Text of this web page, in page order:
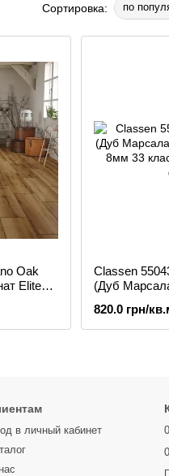
Сортировка: по
Oak
Elite
Classen
(Дуб
820.0 грн/
в личный кабинет